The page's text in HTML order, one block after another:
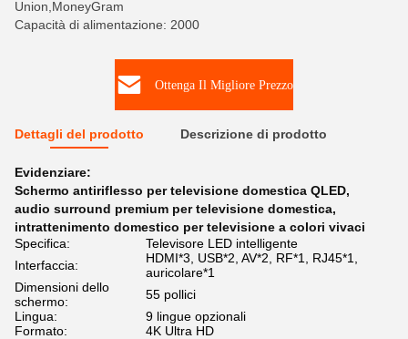
Union,MoneyGram
Capacità di alimentazione: 2000
Ottenga Il Migliore Prezzo
Dettagli del prodotto Descrizione di prodotto
Evidenziare:
Schermo antiriflesso per televisione domestica QLED,
audio surround premium per televisione domestica,
intrattenimento domestico per televisione a colori vivaci
Specifica:
Televisore LED intelligente
Interfaccia:
HDMI*3, USB*2, AV*2, RF*1, RJ45*1,
auricolare*1
Dimensioni dello
schermo:
55 pollici
Lingua:
9 lingue opzionali
Formato:
4K Ultra HD